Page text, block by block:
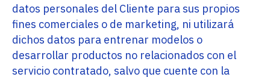
datos personales del Cliente para sus propios
fines comerciales o de marketing, ni utilizará
dichos datos para entrenar modelos o
desarrollar productos no relacionados con el
servicio contratado, salvo que cuente con la